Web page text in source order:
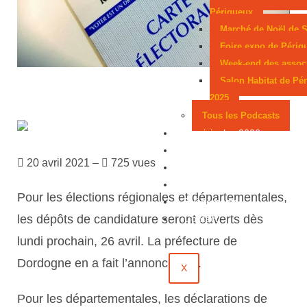
Périgueux
Marché de Noël de
Foire expo de
Week-end des
Salon Habitat de
2025
Tous les Podcasts
Municipales 2026
Évènements
Contact
X
20 avril 2021 – 725 vues
Pour les élections régionales et départementales,
les dépôts de candidature seront ouverts dès
lundi prochain, 26 avril. La préfecture de
Dordogne en a fait l’annonce hier.
Pour les départementales, les déclarations de